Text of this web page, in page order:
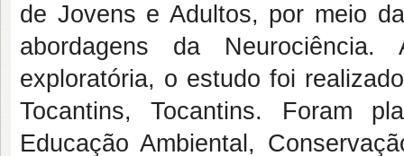
de Jovens e Adultos, por meio
abordagens da
exploratória, o estudo foi
Tocantins, Tocantins. Foram
Educação Ambiental,